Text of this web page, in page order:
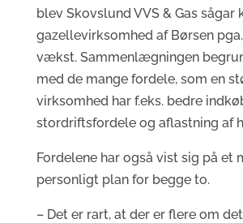
blev Skovslund VVS & Gas sågar
gazellevirksomhed af Børsen
vækst. Sammenlægningen
med de mange fordele, som en
virksomhed har f.eks. bedre
stordriftsfordele og aflastning af
Fordelene har også vist sig på et
personligt plan for begge to.
– Det er rart, at der er flere om